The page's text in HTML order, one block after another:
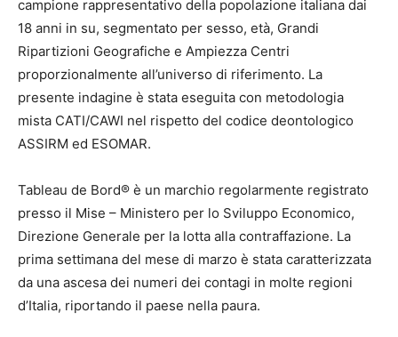
campione rappresentativo della popolazione italiana dai
18 anni in su, segmentato per sesso, età, Grandi
Ripartizioni Geografiche e Ampiezza Centri
proporzionalmente all’universo di riferimento. La
presente indagine è stata eseguita con metodologia
mista CATI/CAWI nel rispetto del codice deontologico
ASSIRM ed ESOMAR.
Tableau de Bord® è un marchio regolarmente registrato
presso il Mise – Ministero per lo Sviluppo Economico,
Direzione Generale per la lotta alla contraffazione. La
prima settimana del mese di marzo è stata caratterizzata
da una ascesa dei numeri dei contagi in molte regioni
d’Italia, riportando il paese nella paura.